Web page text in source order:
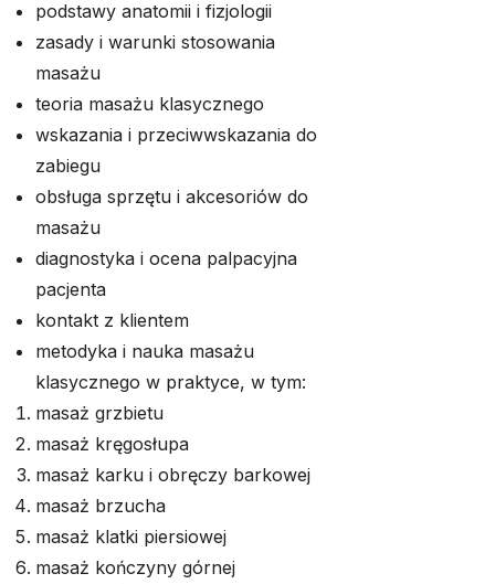
podstawy anatomii i fizjologii
zasady i warunki stosowania
masażu
teoria masażu klasycznego
wskazania i przeciwwskazania do
zabiegu
obsługa sprzętu i akcesoriów do
masażu
diagnostyka i ocena palpacyjna
pacjenta
kontakt z klientem
metodyka i nauka masażu
klasycznego w praktyce, w tym:
masaż grzbietu
masaż kręgosłupa
masaż karku i obręczy barkowej
masaż brzucha
masaż klatki piersiowej
masaż kończyny górnej